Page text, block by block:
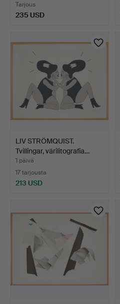
Tarjous
235 USD
LIV STRÖMQUIST.
Tvillingar, värilitografia…
1 päivä
17 tarjousta
213 USD